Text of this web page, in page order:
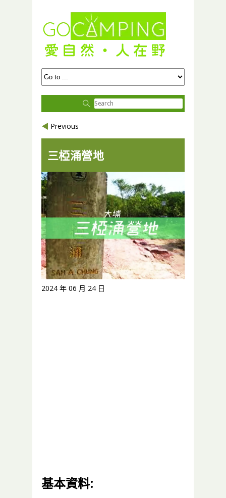
Previous
三椏涌營地
2024 年 06 月 24 日
基本資料: